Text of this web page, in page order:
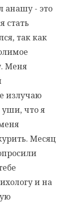
анашу - это
стать
так как
Меня
излучаю
уши, что я
Месяц
и на